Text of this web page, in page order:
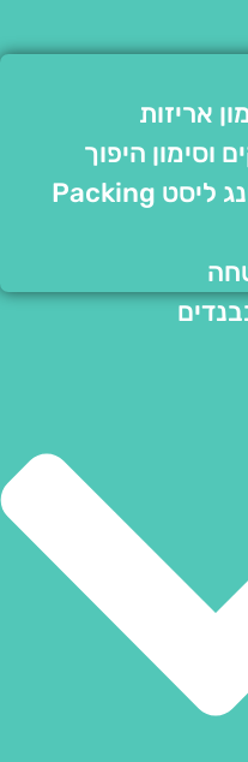
אריזות
היפוך
מעטפות פקינג ליסט Packing